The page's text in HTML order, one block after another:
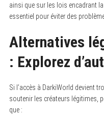
ainsi que sur les lois encadrant
essentiel pour éviter des
Alternatives
: Explorez
Si l’accès à DarkiWorld devient
soutenir les créateurs légitimes,
que :